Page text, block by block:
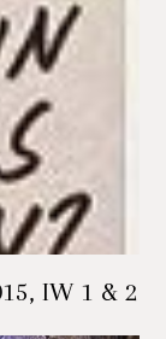
IW 1 & 2